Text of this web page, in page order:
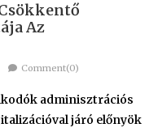
Az
Comment(0)
adminisztrációs
járó előnyök